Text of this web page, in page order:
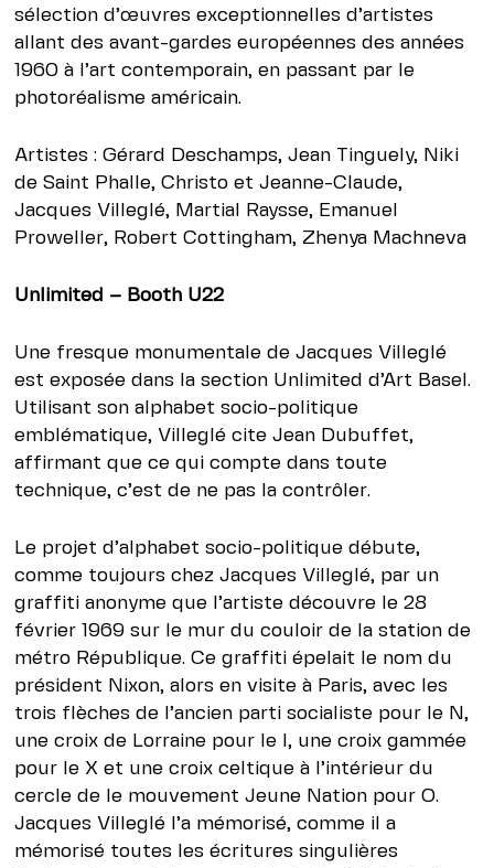
sélection d’œuvres exceptionnelles d’artistes
allant des avant-gardes européennes des années
1960 à l’art contemporain, en passant par le
photoréalisme américain.
Artistes : Gérard Deschamps, Jean Tinguely, Niki
de Saint Phalle, Christo et Jeanne-Claude,
Jacques Villeglé, Martial Raysse, Emanuel
Proweller, Robert Cottingham, Zhenya Machneva
Unlimited – Booth U22
Une fresque monumentale de Jacques Villeglé
est exposée dans la section Unlimited d’Art Basel.
Utilisant son alphabet socio-politique
emblématique, Villeglé cite Jean Dubuffet,
affirmant que ce qui compte dans toute
technique, c’est de ne pas la contrôler.
Le projet d’alphabet socio-politique débute,
comme toujours chez Jacques Villeglé, par un
graffiti anonyme que l’artiste découvre le 28
février 1969 sur le mur du couloir de la station de
métro République. Ce graffiti épelait le nom du
président Nixon, alors en visite à Paris, avec les
trois flèches de l’ancien parti socialiste pour le N,
une croix de Lorraine pour le I, une croix gammée
pour le X et une croix celtique à l’intérieur du
cercle de le mouvement Jeune Nation pour O.
Jacques Villeglé l’a mémorisé, comme il a
mémorisé toutes les écritures singulières